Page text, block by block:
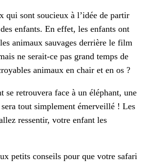
qui sont soucieux à l’idée de partir
enfants. En effet, les enfants ont
animaux sauvages derrière le film
ne serait-ce pas grand temps de
animaux en chair et en os ?
se retrouvera face à un éléphant, une
tout simplement émerveillé ! Les
ressentir, votre enfant les
petits conseils pour que votre safari